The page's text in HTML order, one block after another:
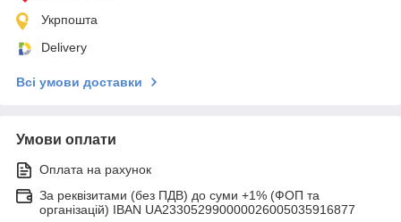
Укрпошта
Delivery
Всі умови доставки
Умови оплати
Оплата на рахунок
За реквізитами (без ПДВ) до суми +1% (ФОП та
організацій) IBAN UA233052990000026005035916877